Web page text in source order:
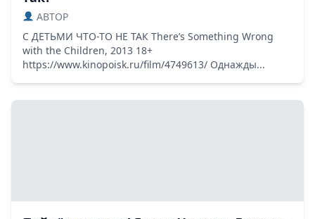
ABTOP
С ДЕТЬМИ ЧТО-ТО НЕ ТАК There’s Something Wrong
with the Children, 2013 18+
https://www.kinopoisk.ru/film/4749613/ Однажды...